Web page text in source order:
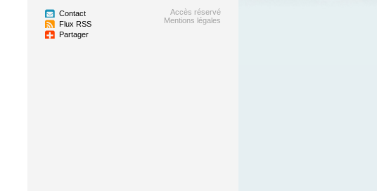
Contact
Flux RSS
Partager
Accès réservé
Mentions légales